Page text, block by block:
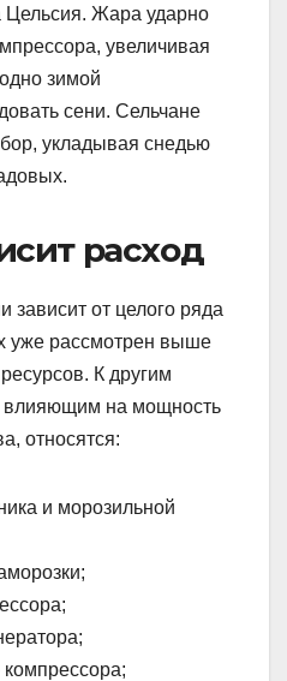
Цельсия. Жара ударно
увеличивая
зимой
сени. Сельчане
укладывая снедью
расход
зависит от целого ряда
уже рассмотрен выше
К другим
влияющим на мощность
относятся:
и морозильной
компрессора;